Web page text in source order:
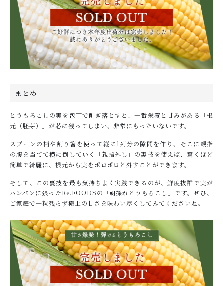
まとめ
とうもろこしの実を包丁で削ぎ落とすと、一番栄養と甘みがある「根
元（胚芽）」が芯に残ってしまい、非常にもったいないです。
スプーンの柄や割り箸を使って縦に1列分の隙間を作り、そこに親指
の腹を当てて横に倒していく「親指外し」の裏技を使えば、驚くほど
簡単で綺麗に、根元から実をポロポロと外すことができます。
そして、この裏技を最も気持ちよく実践できるのが、鮮度抜群で実が
パンパンに張ったRe.FOODSの「朝採れとうもろこし」です。ぜひ、
ご家庭で一粒残らず極上の甘さを味わい尽くしてみてくださいね。